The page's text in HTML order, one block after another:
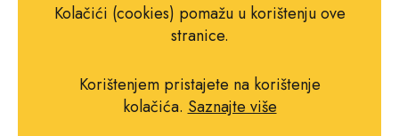
Uvjeti korištenja
Pravila o kolačićima
Impressum
Kolačići (cookies) pomažu u korištenju ove
stranice.
Korištenjem pristajete na korištenje
kolačića. Saznajte više